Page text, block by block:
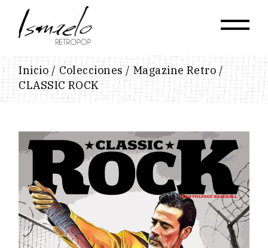
content
Inicio Colecciones
Magazine Retro
CLASSIC ROCK